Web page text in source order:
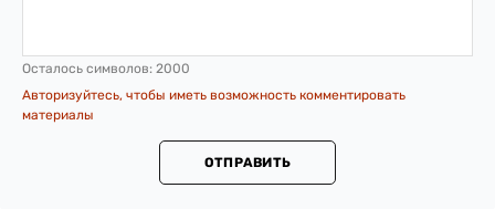
Осталось символов: 2000
Авторизуйтесь, чтобы иметь возможность комментировать
материалы
ОТПРАВИТЬ